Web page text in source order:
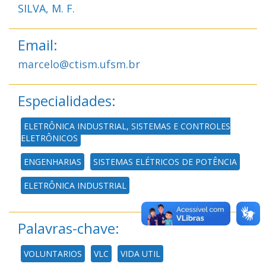
SILVA, M. F.
Email:
marcelo@ctism.ufsm.br
Especialidades:
ELETRÔNICA INDUSTRIAL, SISTEMAS E CONTROLES
ELETRÔNICOS
ENGENHARIAS SISTEMAS ELÉTRICOS DE POTÊNCIA
ELETRÔNICA INDUSTRIAL
Palavras-chave:
VOLUNTARIOS VLC VIDA UTIL